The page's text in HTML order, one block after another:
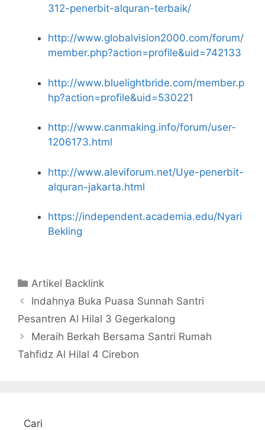
312-penerbit-alquran-terbaik/
http://www.globalvision2000.com/forum/
member.php?action=profile&uid=742133
http://www.bluelightbride.com/member.p
hp?action=profile&uid=530221
http://www.canmaking.info/forum/user-
1206173.html
http://www.aleviforum.net/Uye-penerbit-
alquran-jakarta.html
https://independent.academia.edu/Nyari
Bekling
Kategori
Artikel Backlink
Indahnya Buka Puasa Sunnah Santri
Pesantren Al Hilal 3 Gegerkalong
Meraih Berkah Bersama Santri Rumah
Tahfidz Al Hilal 4 Cirebon
Cari